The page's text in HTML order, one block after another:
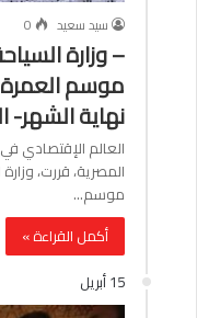
سيد سعيد
0
– وزارة
موسم العمرة
نهاية الشهر-
العالم الإقتصادي
المصرية، قررت،
موسم…
أكمل القراءة »
15 أبريل